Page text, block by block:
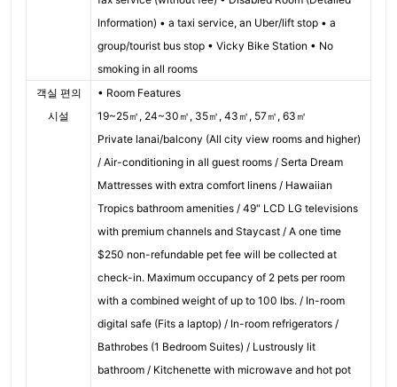
Information) • a taxi service, an Uber/lift stop • a
group/tourist bus stop • Vicky Bike Station • No
smoking in all rooms
객실 편의
시설
• Room Features
19~25㎡, 24~30㎡, 35㎡, 43㎡, 57㎡, 63㎡
Private lanai/balcony (All city view rooms and higher)
/ Air-conditioning in all guest rooms / Serta Dream
Mattresses with extra comfort linens / Hawaiian
Tropics bathroom amenities / 49" LCD LG televisions
with premium channels and Staycast / A one time
$250 non-refundable pet fee will be collected at
check-in. Maximum occupancy of 2 pets per room
with a combined weight of up to 100 lbs. / In-room
digital safe (Fits a laptop) / In-room refrigerators /
Bathrobes (1 Bedroom Suites) / Lustrously lit
bathroom / Kitchenette with microwave and hot pot